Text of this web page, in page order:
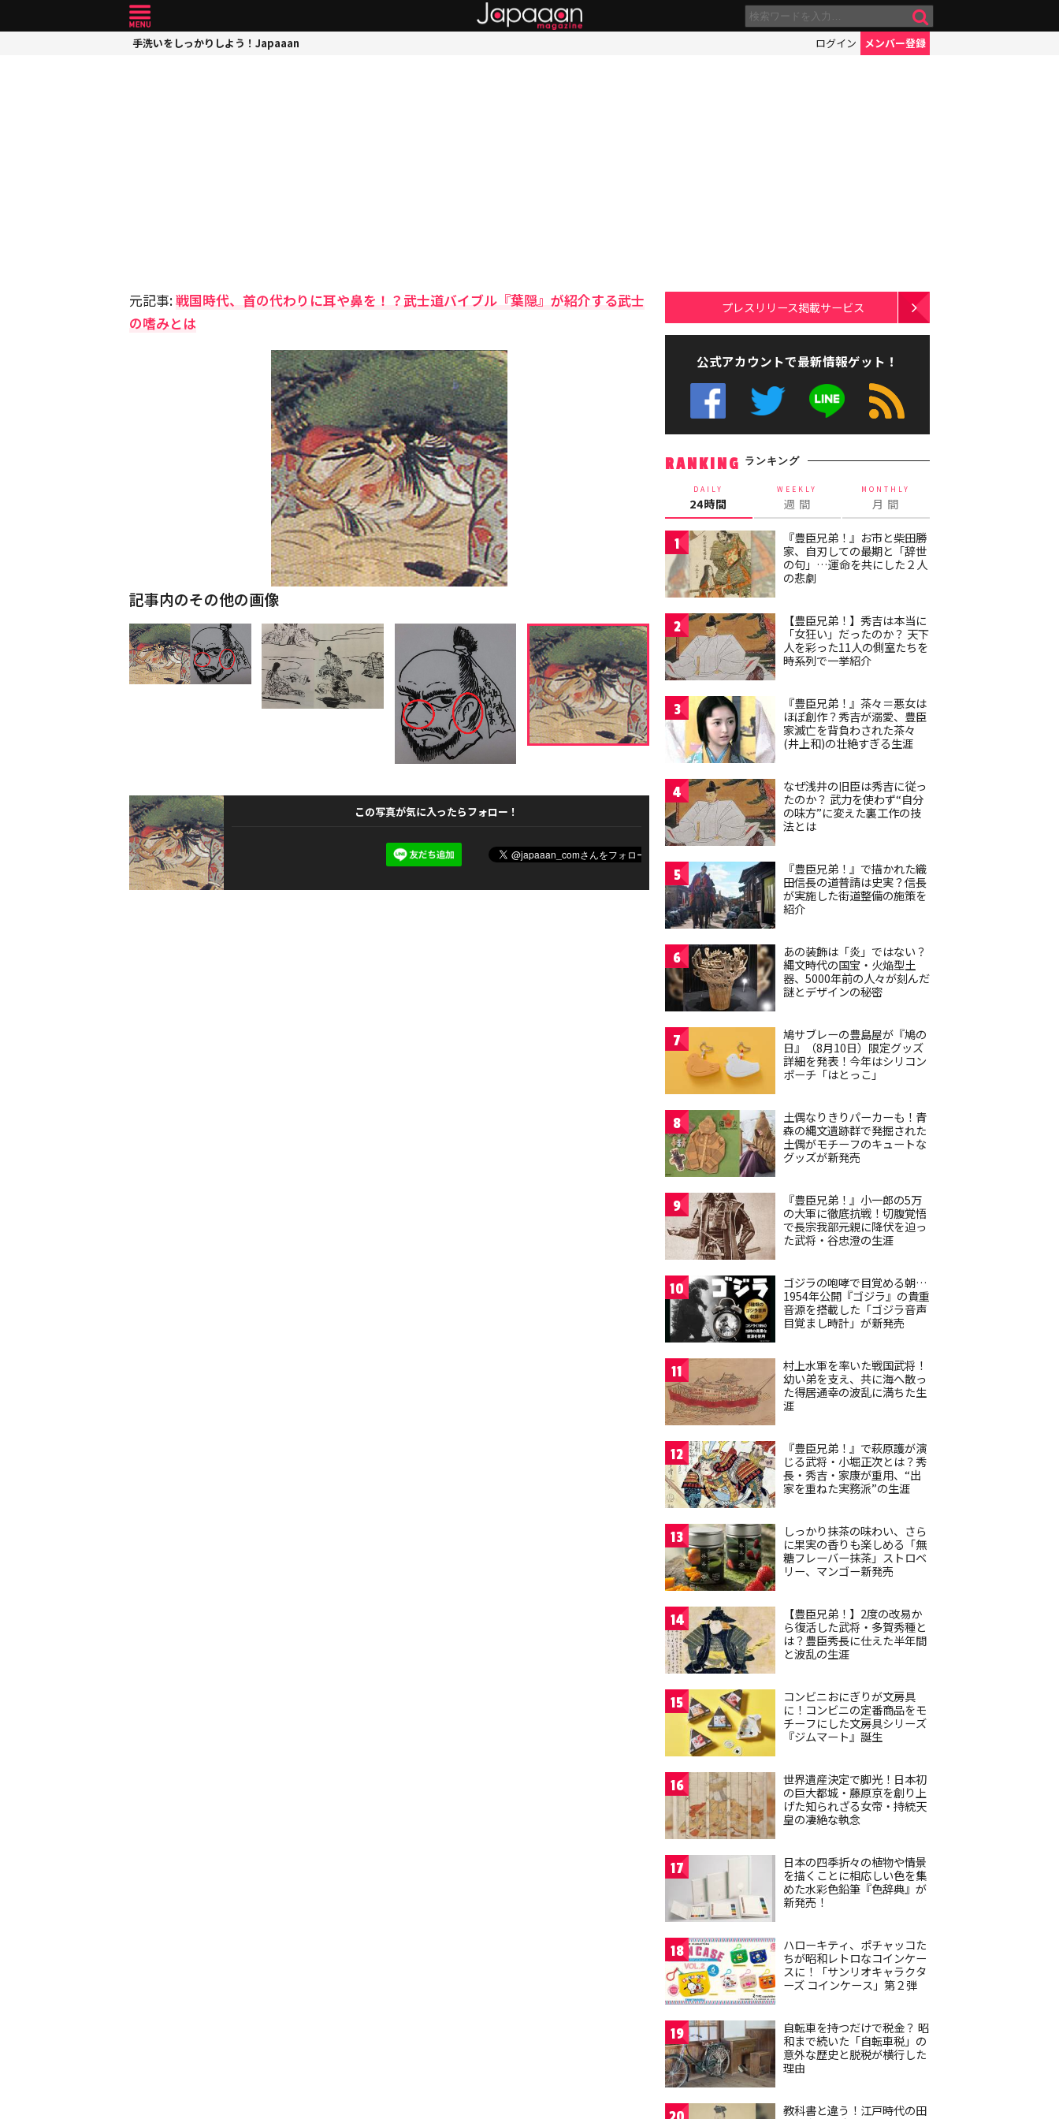
手洗いをしっかりしよう！Japaaan ログイン メンバー登録
元記事:戦国時代、首の代わりに耳や鼻を！？武士道バイブル『葉隠』が紹介する武士
の嗜みとは
記事内のその他の画像
この写真が気に入ったらフォロー！
プレスリリース掲載サービス
公式アカウントで最新情報ゲット！
RANKING ランキング
DAILY
24時間
WEEKLY
週 間
MONTHLY
月 間
1
『豊臣兄弟！』お市と柴田勝
家、自刃しての最期と「辞世
の句」…運命を共にした２人
の悲劇
2
【豊臣兄弟！】秀吉は本当に
「女狂い」だったのか？ 天下
人を彩った11人の側室たちを
時系列で一挙紹介
3
『豊臣兄弟！』茶々＝悪女は
ほぼ創作？秀吉が溺愛、豊臣
家滅亡を背負わされた茶々
(井上和)の壮絶すぎる生涯
4
なぜ浅井の旧臣は秀吉に従っ
たのか？ 武力を使わず“自分
の味方”に変えた裏工作の技
法とは
5
『豊臣兄弟！』で描かれた織
田信長の道普請は史実？信長
が実施した街道整備の施策を
紹介
6
あの装飾は「炎」ではない？
縄文時代の国宝・火焔型土
器、5000年前の人々が刻んだ
謎とデザインの秘密
7
鳩サブレーの豊島屋が『鳩の
日』（8月10日）限定グッズ
詳細を発表！今年はシリコン
ポーチ「はとっこ」
8
土偶なりきりパーカーも！青
森の縄文遺跡群で発掘された
土偶がモチーフのキュートな
グッズが新発売
9
『豊臣兄弟！』小一郎の5万
の大軍に徹底抗戦！切腹覚悟
で長宗我部元親に降伏を迫っ
た武将・谷忠澄の生涯
10
ゴジラの咆哮で目覚める朝…
1954年公開『ゴジラ』の貴重
音源を搭載した「ゴジラ音声
目覚まし時計」が新発売
11
村上水軍を率いた戦国武将！
幼い弟を支え、共に海へ散っ
た得居通幸の波乱に満ちた生
涯
12
『豊臣兄弟！』で萩原護が演
じる武将・小堀正次とは？秀
長・秀吉・家康が重用、“出
家を重ねた実務派”の生涯
13
しっかり抹茶の味わい、さら
に果実の香りも楽しめる「無
糖フレーバー抹茶」ストロベ
リー、マンゴー新発売
14
【豊臣兄弟！】2度の改易か
ら復活した武将・多賀秀種と
は？豊臣秀長に仕えた半年間
と波乱の生涯
15
コンビニおにぎりが文房具
に！コンビニの定番商品をモ
チーフにした文房具シリーズ
『ジムマート』誕生
16
世界遺産決定で脚光！日本初
の巨大都城・藤原京を創り上
げた知られざる女帝・持統天
皇の凄絶な執念
17
日本の四季折々の植物や情景
を描くことに相応しい色を集
めた水彩色鉛筆『色辞典』が
新発売！
18
ハローキティ、ポチャッコた
ちが昭和レトロなコインケー
スに！「サンリオキャラクタ
ーズ コインケース」第２弾
19
自転車を持つだけで税金？ 昭
和まで続いた「自転車税」の
意外な歴史と脱税が横行した
理由
教科書と違う！江戸時代の田